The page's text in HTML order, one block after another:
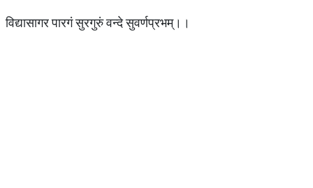
विद्यासागर पारगं सुरगुरुं वन्दे सुवर्णप्रभम्।।